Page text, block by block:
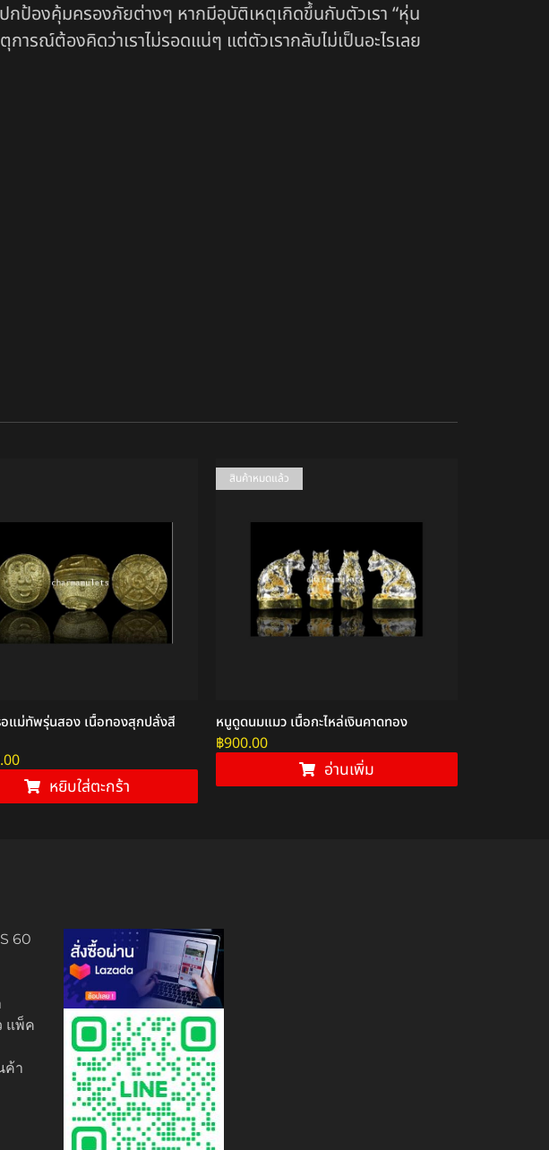
กป้องคุ้มครองภัยต่างๆ หากมีอุบัติเหตุเกิดขึ้นกับตัวเรา “หุ่น
รณ์ต้องคิดว่าเราไม่รอดแน่ๆ แต่ตัวเรากลับไม่เป็นอะไรเลย
แม่ทัพรุ่นสอง เนื้อทองสุกปลั่งสี
หยิบใส่ตะกร้า
สินค้าหมดแล้ว
หนูดูดนมแมว เนื้อกะไหล่เงินคาดทอง
฿900.00
อ่านเพิ่ม
60
แพ็ค
ค้า